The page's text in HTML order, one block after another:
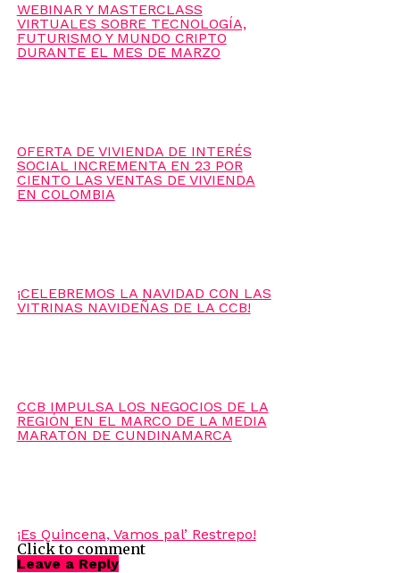
Comparte esto:
Twitter Facebook
BogotáDigitalemprendimientoinmersion
tecnológicaredesVentas
Up Next
WEBINAR Y MASTERCLASS
VIRTUALES SOBRE TECNOLOGÍA,
FUTURISMO Y MUNDO CRIPTO
DURANTE EL MES DE MARZO
OFERTA DE VIVIENDA DE INTERÉS
SOCIAL INCREMENTA EN 23 POR
CIENTO LAS VENTAS DE VIVIENDA
EN COLOMBIA
¡CELEBREMOS LA NAVIDAD CON LAS
VITRINAS NAVIDEÑAS DE LA CCB!
CCB IMPULSA LOS NEGOCIOS DE LA
REGIÓN EN EL MARCO DE LA MEDIA
MARATÓN DE CUNDINAMARCA
¡Es Quincena, Vamos pal’ Restrepo!
Click to comment
Leave a Reply